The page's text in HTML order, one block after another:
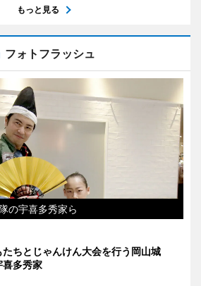
もっと見る
フォトフラッシュ
の宇喜多秀家ら
たちとじゃんけん大会を行う岡山城
喜多秀家